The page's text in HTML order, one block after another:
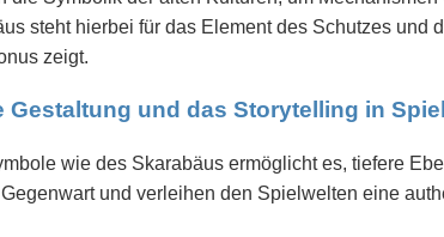
steht hierbei für das Element des Schutzes
zeigt.
Gestaltung und das Storytelling in
wie des Skarabäus ermöglicht es, tiefere
und verleihen den Spielwelten eine